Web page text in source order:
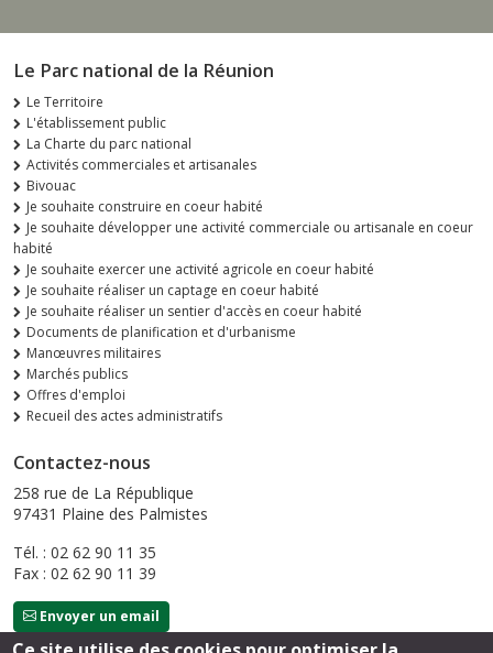
Le Parc national de la Réunion
Le Territoire
L'établissement public
La Charte du parc national
Activités commerciales et artisanales
Bivouac
Je souhaite construire en coeur habité
Je souhaite développer une activité commerciale ou artisanale en coeur
habité
Je souhaite exercer une activité agricole en coeur habité
Je souhaite réaliser un captage en coeur habité
Je souhaite réaliser un sentier d'accès en coeur habité
Documents de planification et d'urbanisme
Manœuvres militaires
Marchés publics
Offres d'emploi
Recueil des actes administratifs
Contactez-nous
258 rue de La République
97431 Plaine des Palmistes
Tél. : 02 62 90 11 35
Fax : 02 62 90 11 39
Envoyer un email